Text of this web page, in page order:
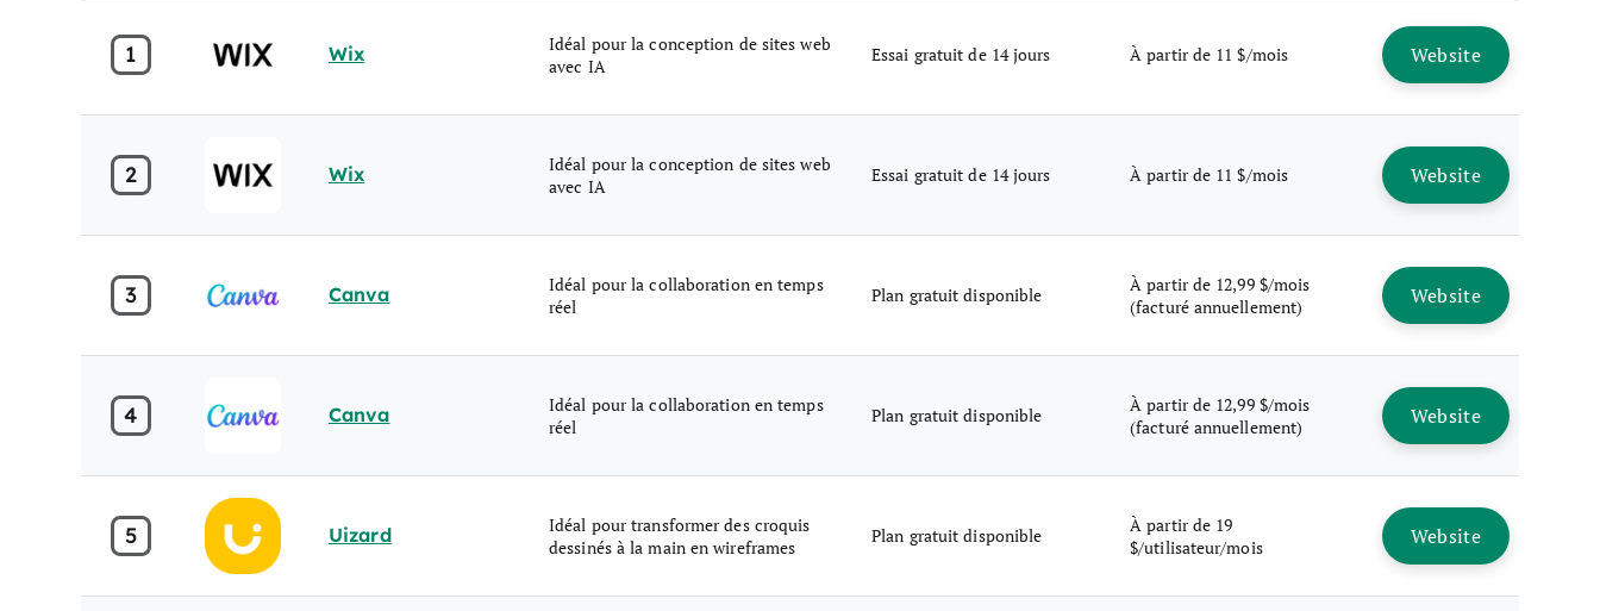
1 Wix
Idéal pour la conception de sites web
avec IA
Essai gratuit de 14 jours À partir de 11 $/mois Website
2 Wix
Idéal pour la conception de sites web
avec IA
Essai gratuit de 14 jours À partir de 11 $/mois Website
3 Canva
Idéal pour la collaboration en temps
réel
Plan gratuit disponible
À partir de 12,99 $/mois
(facturé annuellement)
Website
4 Canva
Idéal pour la collaboration en temps
réel
Plan gratuit disponible
À partir de 12,99 $/mois
(facturé annuellement)
Website
5 Uizard
Idéal pour transformer des croquis
dessinés à la main en wireframes
Plan gratuit disponible
À partir de 19
$/utilisateur/mois
Website